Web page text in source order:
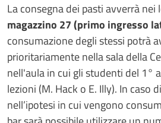
La consegna dei pasti avverrà nei
magazzino 27 (primo ingresso
consumazione degli stessi potrà
prioritariamente nella sala della
nell'aula in cui gli studenti del 1°
lezioni (M. Hack o E. Illy). In caso
nell’ipotesi in cui vengono